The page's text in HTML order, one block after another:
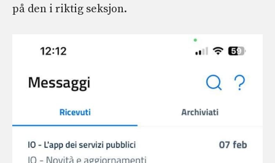
på den i riktig seksjon.